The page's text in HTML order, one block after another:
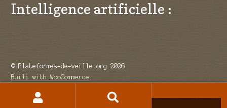
Intelligence artificielle :
© Plateformes-de-veille.org 2026
Built with WooCommerce
Recherche